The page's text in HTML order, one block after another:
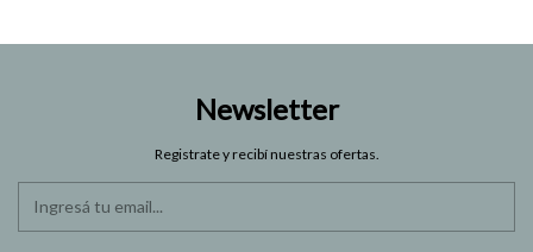
Newsletter
Registrate y recibí nuestras ofertas.